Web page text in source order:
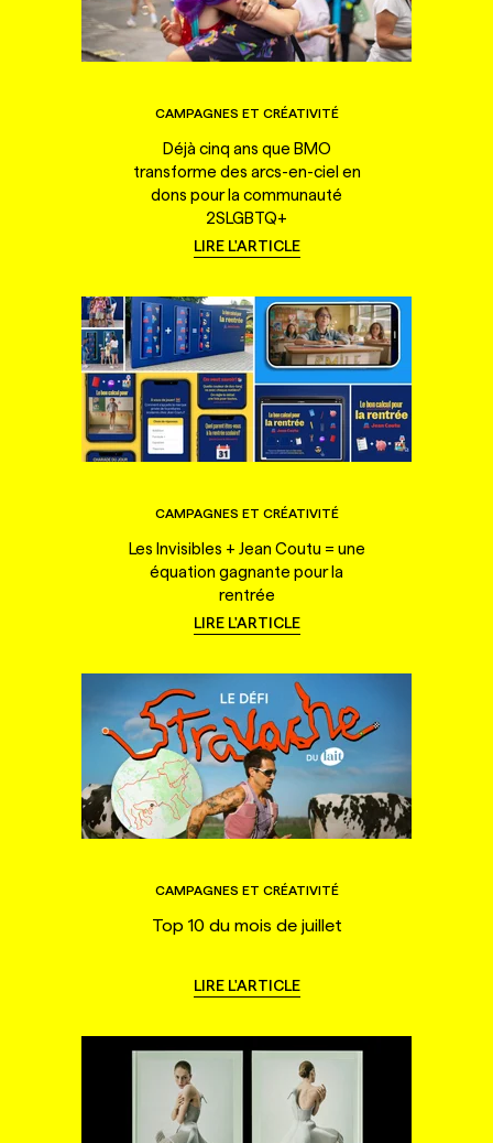
CAMPAGNES ET CRÉATIVITÉ
Déjà cinq ans que BMO
transforme des arcs-en-ciel en
dons pour la communauté
2SLGBTQ+
LIRE L'ARTICLE
CAMPAGNES ET CRÉATIVITÉ
Les Invisibles + Jean Coutu = une
équation gagnante pour la
rentrée
LIRE L'ARTICLE
CAMPAGNES ET CRÉATIVITÉ
Top 10 du mois de juillet
LIRE L'ARTICLE